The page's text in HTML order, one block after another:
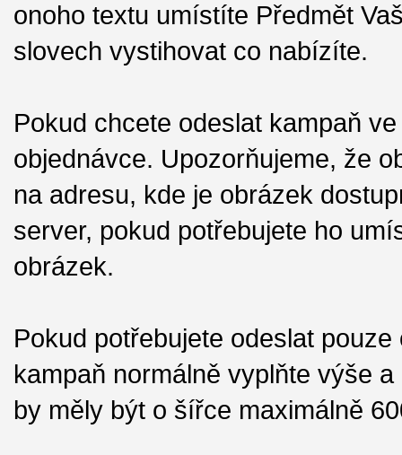
onoho textu umístíte Předmět
slovech vystihovat co nabízíte.
Pokud chcete odeslat kampaň
objednávce. Upozorňujeme, že
na adresu, kde je obrázek
server, pokud potřebujete ho
obrázek.
Pokud potřebujete odeslat
kampaň normálně vyplňte výše
by měly být o šířce maximálně